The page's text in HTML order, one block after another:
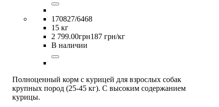
170827/6468
15 кг
2 799.00грн187 грн/кг
В наличии
Полноценный корм с курицей для взрослых собак
крупных пород (25-45 кг). С высоким содержанием
курицы.